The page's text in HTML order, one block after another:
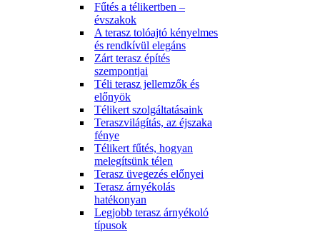
Fűtés a télikertben –
évszakok
A terasz tolóajtó kényelmes
és rendkívül elegáns
Zárt terasz építés
szempontjai
Téli terasz jellemzők és
előnyök
Télikert szolgáltatásaink
Teraszvilágítás, az éjszaka
fénye
Télikert fűtés, hogyan
melegítsünk télen
Terasz üvegezés előnyei
Terasz árnyékolás
hatékonyan
Legjobb terasz árnyékoló
típusok